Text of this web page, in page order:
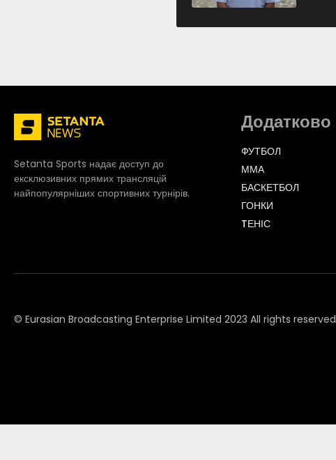
Setanta Sports надає доступ до
ексклюзивних прямих трансляцій
найпопулярніших спортивних турнірів.
Додатково
ФУТБОЛ
ММА
БАСКЕТБОЛ
ГОНКИ
TЕНІС
© Eurasian Broadcasting Enterprise Limited 2023 All rights reserved